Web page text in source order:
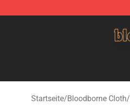
Startseite/Bloodborne Cloth/